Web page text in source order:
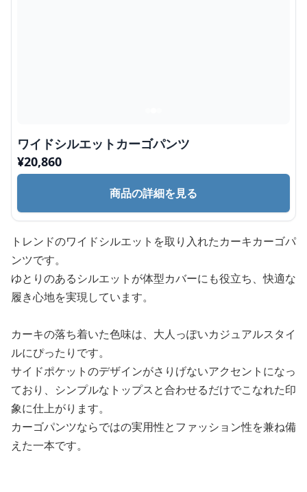
ワイドシルエットカーゴパンツ
¥20,860
商品の詳細を見る
トレンドのワイドシルエットを取り入れたカーキカーゴパ
ンツです。
ゆとりのあるシルエットが体型カバーにも役立ち、快適な
履き心地を実現しています。
カーキの落ち着いた色味は、大人っぽいカジュアルスタイ
ルにぴったりです。
サイドポケットのデザインがさりげないアクセントになっ
ており、シンプルなトップスと合わせるだけでこなれた印
象に仕上がります。
カーゴパンツならではの実用性とファッション性を兼ね備
えた一本です。